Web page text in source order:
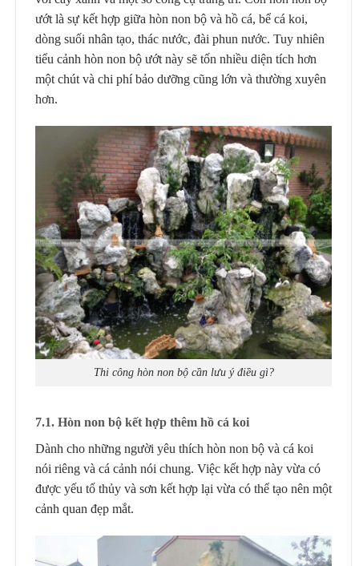
ướt là sự kết hợp giữa hòn non bộ và hồ cá, bể cá koi,
dòng suối nhân tạo, thác nước, đài phun nước. Tuy nhiên
tiểu cảnh hòn non bộ ướt này sẽ tốn nhiều diện tích hơn
một chút và chi phí bảo dưỡng cũng lớn và thường xuyên
hơn.
Thi công hòn non bộ cần lưu ý điều gì?
7.1. Hòn non bộ kết hợp thêm hồ cá koi
Dành cho những người yêu thích hòn non bộ và cá koi
nói riêng và cá cảnh nói chung. Việc kết hợp này vừa có
được yếu tố thủy và sơn kết hợp lại vừa có thể tạo nên một
cảnh quan đẹp mắt.